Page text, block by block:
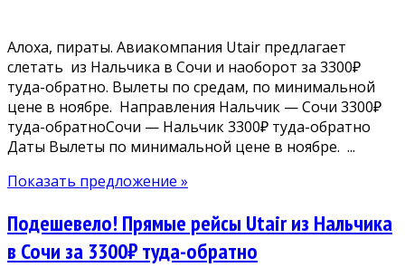
Алоха, пираты. Авиакомпания Utair предлагает
слетать из Нальчика в Сочи и наоборот за 3300₽
туда-обратно. Вылеты по средам, по минимальной
цене в ноябре. Направления Нальчик — Сочи 3300₽
туда-обратноСочи — Нальчик 3300₽ туда-обратно
Даты Вылеты по минимальной цене в ноябре. ...
Показать предложение »
Подешевело! Прямые рейсы Utair из Нальчика
в Сочи за 3300₽ туда-обратно